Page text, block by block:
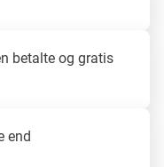
betalte og gratis
end